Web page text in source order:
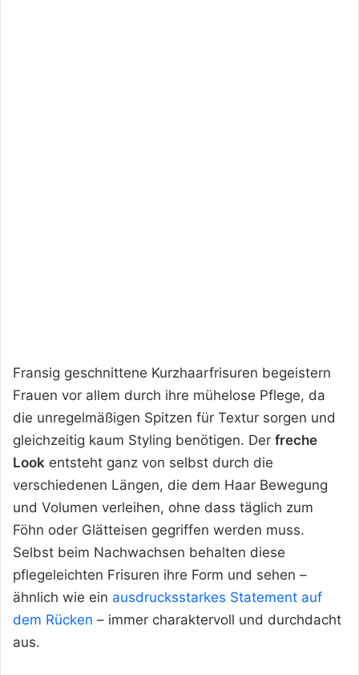
Fransig geschnittene Kurzhaarfrisuren begeistern
Frauen vor allem durch ihre mühelose Pflege, da
die unregelmäßigen Spitzen für Textur sorgen und
gleichzeitig kaum Styling benötigen. Der freche
Look entsteht ganz von selbst durch die
verschiedenen Längen, die dem Haar Bewegung
und Volumen verleihen, ohne dass täglich zum
Föhn oder Glätteisen gegriffen werden muss.
Selbst beim Nachwachsen behalten diese
pflegeleichten Frisuren ihre Form und sehen –
ähnlich wie ein ausdrucksstarkes Statement auf
dem Rücken – immer charaktervoll und durchdacht
aus.